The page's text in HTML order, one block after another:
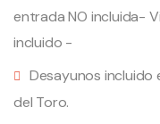
entrada NO incluida-
incluido -
Desayunos incluido
del Toro.